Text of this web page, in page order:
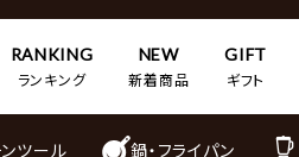
RANKING
ランキング
NEW
新着商品
GIFT
ギフト
ツール 鍋・フライパン